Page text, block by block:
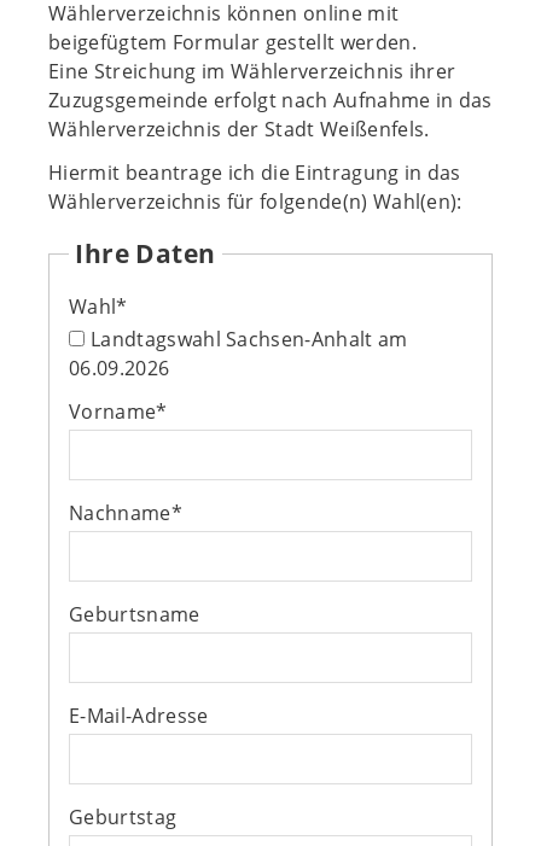
Wählerverzeichnis können online mit
beigefügtem Formular gestellt werden.
Eine Streichung im Wählerverzeichnis ihrer
Zuzugsgemeinde erfolgt nach Aufnahme in das
Wählerverzeichnis der Stadt Weißenfels.
Hiermit beantrage ich die Eintragung in das
Wählerverzeichnis für folgende(n) Wahl(en):
Ihre Daten
Wahl*
Landtagswahl Sachsen-Anhalt am
06.09.2026
Vorname*
Nachname*
Geburtsname
E-Mail-Adresse
Geburtstag